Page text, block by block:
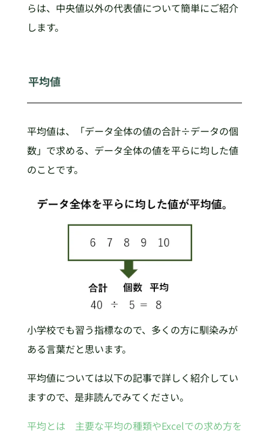
らは、中央値以外の代表値について簡単にご紹介
します。
平均値
平均値は、「データ全体の値の合計÷データの個
数」で求める、データ全体の値を平らに均した値
のことです。
小学校でも習う指標なので、多くの方に馴染みが
ある言葉だと思います。
平均値については以下の記事で詳しく紹介してい
ますので、是非読んでみてください。
平均とは 主要な平均の種類やExcelでの求め方を